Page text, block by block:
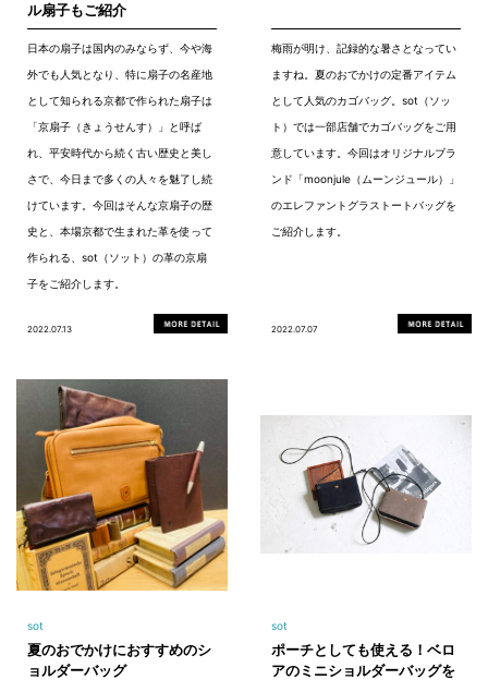
ル扇子もご紹介
日本の扇子は国内のみならず、今や海
外でも人気となり、特に扇子の名産地
として知られる京都で作られた扇子は
「京扇子（きょうせんす）」と呼ば
れ、平安時代から続く古い歴史と美し
さで、今日まで多くの人々を魅了し続
けています。今回はそんな京扇子の歴
史と、本場京都で生まれた革を使って
作られる、sot（ソット）の革の京扇
子をご紹介します。
2022.07.13
梅雨が明け、記録的な暑さとなってい
ますね。夏のおでかけの定番アイテム
として人気のカゴバッグ。sot（ソッ
ト）では一部店舗でカゴバッグをご用
意しています。今回はオリジナルブラ
ンド「moonjule（ムーンジュール）」
のエレファントグラストートバッグを
ご紹介します。
2022.07.07
sot
夏のおでかけにおすすめのシ
ョルダーバッグ
sot
ポーチとしても使える！ベロ
アのミニショルダーバッグを